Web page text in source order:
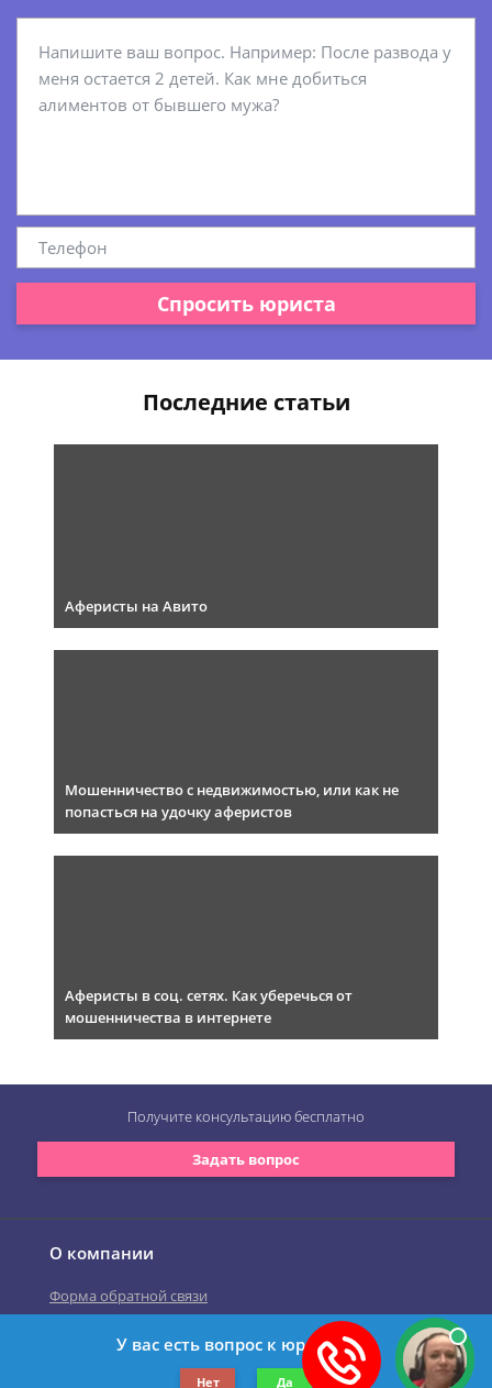
Спросить юриста
Последние статьи
Аферисты на Авито
Мошенничество с недвижимостью, или как не
попасться на удочку аферистов
Аферисты в соц. сетях. Как уберечься от
мошенничества в интернете
О компании
Форма обратной связи
©2019-2026 Все права защищены.
Задать вопрос
Получите консультациюбесплатно
У вас есть вопрос к юристу?
Нет Да